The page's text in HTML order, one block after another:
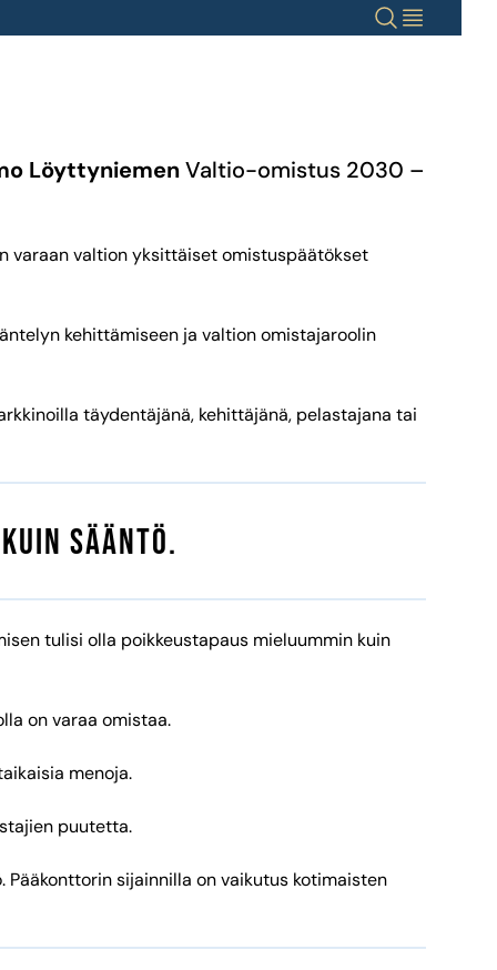
HakuValikko
LöyttyniemenValtio-omistus 2030 –
varaan valtion yksittäiset omistuspäätökset
kehittämiseen ja valtion omistajaroolin
täydentäjänä, kehittäjänä, pelastajana tai
sääntö.
tulisi olla poikkeustapaus mieluummin kuin
on varaa omistaa.
menoja.
puutetta.
sijainnilla on vaikutus kotimaisten